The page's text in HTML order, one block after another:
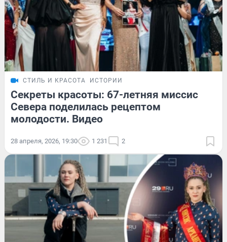
СТИЛЬ И КРАСОТА ИСТОРИИ
Секреты красоты: 67-летняя миссис
Севера поделилась рецептом
молодости. Видео
28 апреля, 2026, 19:30 1 231 2